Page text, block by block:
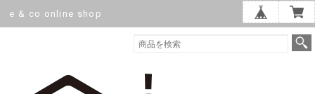
e & co online shop